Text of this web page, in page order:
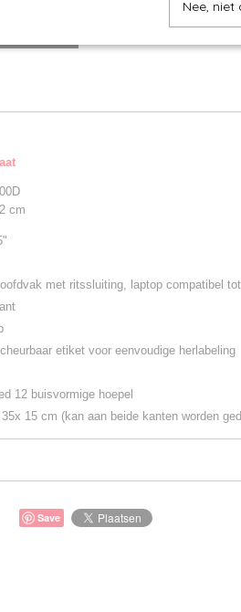
cm
met ritssluiting, laptop compatibel
etiket voor eenvoudige herlabeling
12 buisvormige hoepel
15 cm (kan aan beide kanten worden
Save
Nee, niet